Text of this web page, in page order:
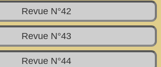
Revue N°42
Revue N°43
Revue N°44